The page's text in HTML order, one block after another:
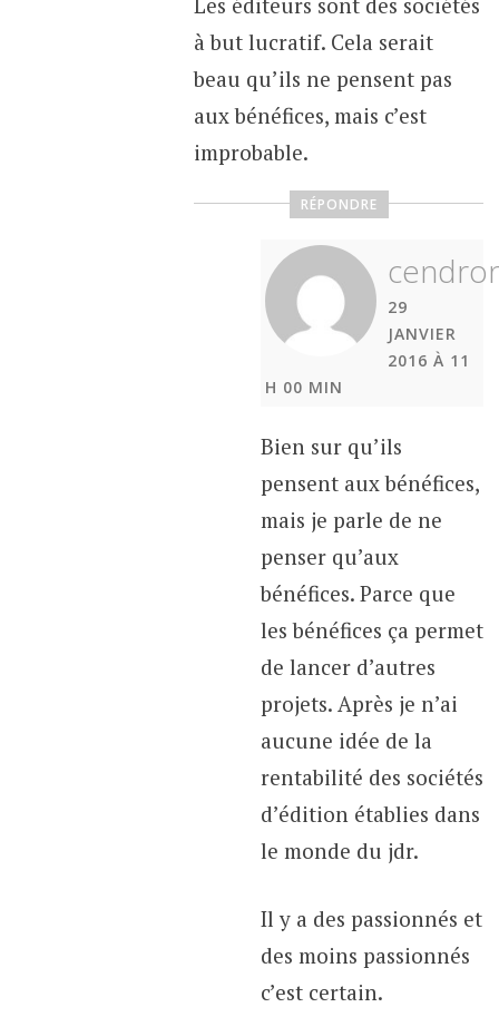
à but lucratif. Cela serait
beau qu’ils ne pensent pas
aux bénéfices, mais c’est
improbable.
RÉPONDRE
29
JANVIER
2016 À 11
H 00 MIN
Bien sur qu’ils
pensent aux bénéfices,
mais je parle de ne
penser qu’aux
bénéfices. Parce que
les bénéfices ça permet
de lancer d’autres
projets. Après je n’ai
aucune idée de la
rentabilité des sociétés
d’édition établies dans
le monde du jdr.
Il y a des passionnés et
des moins passionnés
c’est certain.